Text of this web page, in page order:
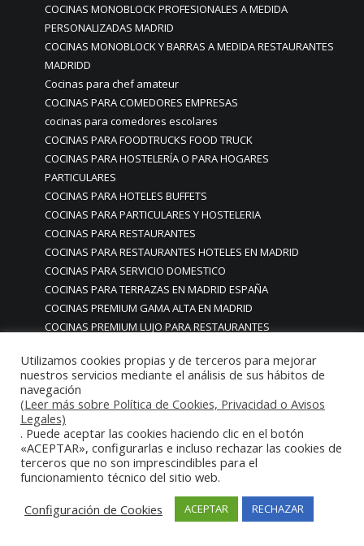
COCINAS MONOBLOCK PROFESIONALES A MEDIDA
PERSONALIZADAS MADRID
COCINAS MONOBLOCK Y BARRAS A MEDIDA RESTAURANTES
MADRIDD
Cocinas para chef amateur
COCINAS PARA COMEDORES EMPRESAS
cocinas para comedores escolares
COCINAS PARA FOODTRUCKS FOOD TRUCK
COCINAS PARA HOSTELERÍA O PARA HOGARES
PARTICULARES
COCINAS PARA HOTELES BUFFETS
COCINAS PARA PARTICULARES Y HOSTELERIA
COCINAS PARA RESTAURANTES
COCINAS PARA RESTAURANTES HOTELES EN MADRID
COCINAS PARA SERVICIO DOMESTICO
COCINAS PARA TERRAZAS EN MADRID ESPAÑA
COCINAS PREMIUM GAMA ALTA EN MADRID
COCINAS PREMIUM LUJO PARA RESTAURANTES
COCINAS PREMIUM MADRID
COCINAS PREMIUM PROFESIONALES MADRID
COCINAS PROFESIONALES
COCINAS PROFESIONALES • MOBILIARIO • ENCIMERAS •
REVESTIMIENTOS • ESTRUCTURAS • ELEMENTOS
DECORATIVOS ACERO INOXIDABLE
COCINAS PROFESIONALES A MEDIDA PERSONALIZADAS PARA
COCINAS PROFESIONALES ACERO INOXIDABLE
Utilizamos cookies propias y de terceros para mejorar
nuestros servicios mediante el análisis de sus hábitos de
navegación
(Leer más sobre Política de Cookies, Privacidad o Avisos
Legales)
. Puede aceptar las cookies haciendo clic en el botón
«ACEPTAR», configurarlas e incluso rechazar las cookies de
terceros que no son imprescindibles para el
funcionamiento técnico del sitio web.
Configuración de Cookies
ACEPTAR RECHAZAR